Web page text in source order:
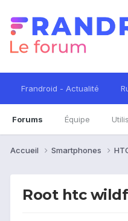
Frandroid - Actualité
Forums Équipe
Accueil Smartphones
Root htc